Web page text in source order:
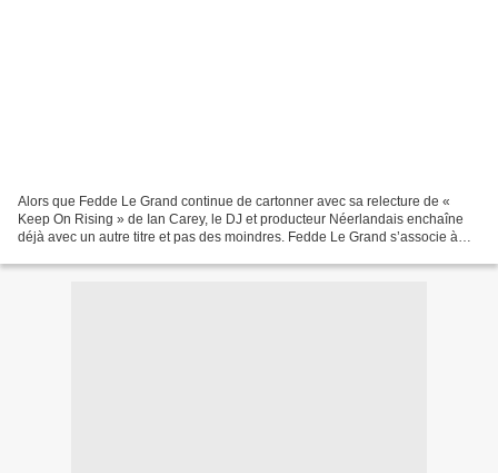
Alors que Fedde Le Grand continue de cartonner avec sa relecture de «
Keep On Rising » de Ian Carey, le DJ et producteur Néerlandais enchaîne
déjà avec un autre titre et pas des moindres. Fedde Le Grand s’associe à